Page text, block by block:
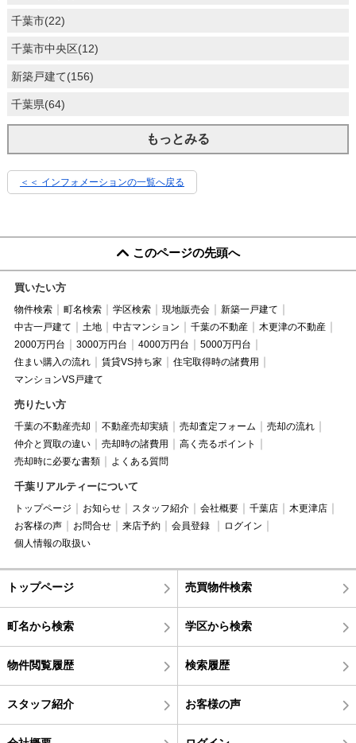
千葉市(22)
千葉市中央区(12)
新築戸建て(156)
千葉県(64)
もっとみる
＜＜ インフォメーションの一覧へ戻る
このページの先頭へ
買いたい方
物件検索 町名検索 学区検索 現地販売会
新築一戸建て
中古一戸建て
土地 中古マンション 千葉の不動産
木更津の不動産
2000万円台
3000万円台 4000万円台
5000万円台
住まい購入の流れ
賃貸VS持ち家
住宅取得時の諸費用
マンションVS戸建て
売りたい方
千葉の不動産売却 不動産売却実績 売却査定フォーム
売却の流れ
仲介と買取の違い
売却時の諸費用
高く売るポイント
売却時に必要な書類
よくある質問
千葉リアルティーについて
トップページ お知らせ スタッフ紹介 会社概要 千葉店
木更津店
お客様の声
お問合せ 来店予約 会員登録
ログイン
個人情報の取扱い
トップページ 売買物件検索
町名から検索 学区から検索
物件閲覧履歴 検索履歴
スタッフ紹介 お客様の声